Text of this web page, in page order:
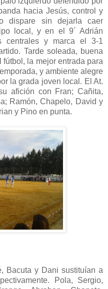
hacia Jesús, control y
dispare sin dejarla caer
local, y en el 9´ Adrián
centrales y marca el 3-1
Tarde soleada, buena
la mejor entrada para
y ambiente alegre
la grada joven local. El At.
afición con Fran; Cañita,
Ramón, Chapelo, David y
y Pino en punta.
Bacuta y Dani sustituían a
Pola, Sergio,